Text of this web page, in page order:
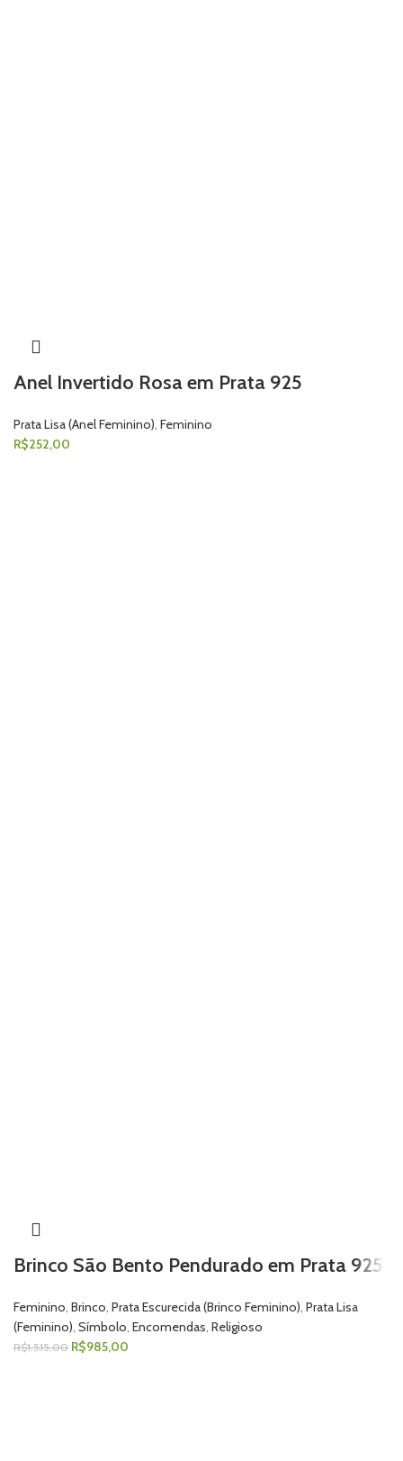
Anel Invertido Rosa em Prata 925
Prata Lisa (Anel Feminino), Feminino
R$252,00
Brinco São Bento Pendurado em Prata 925
Feminino, Brinco, Prata Escurecida (Brinco Feminino), Prata Lisa
(Feminino), Símbolo, Encomendas, Religioso
R$1.515,00 R$985,00